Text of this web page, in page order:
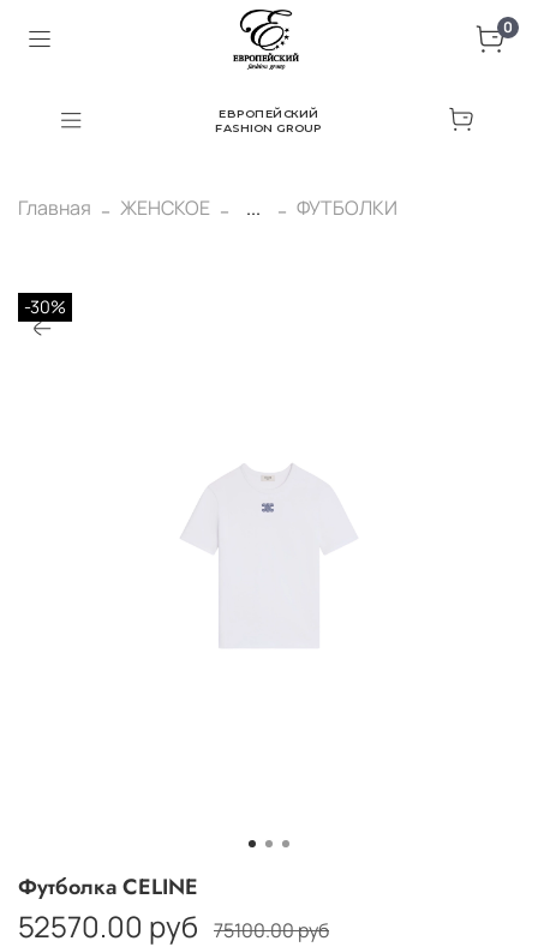
0
ЕВРОПЕЙСКИЙ
FASHION GROUP
Главная ЖЕНСКОЕ ... ФУТБОЛКИ
-30%
Футболка CELINE
52570.00 руб 75100.00 руб